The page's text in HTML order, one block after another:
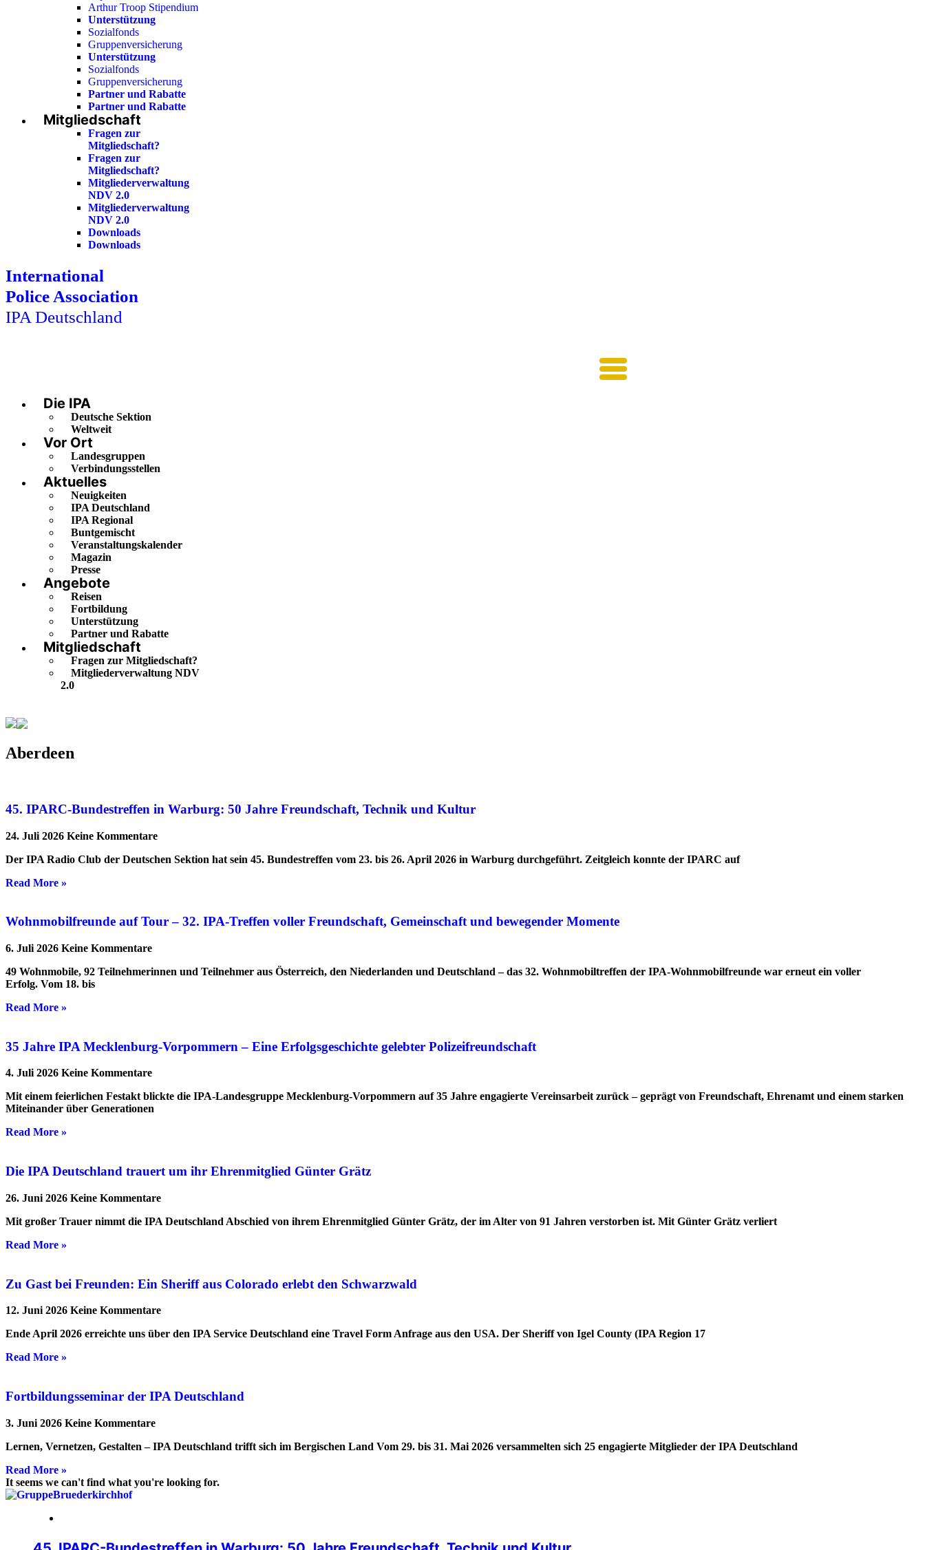
Arthur Troop Stipendium
Unterstützung
Sozialfonds
Gruppenversicherung
Unterstützung
Sozialfonds
Gruppenversicherung
Partner und Rabatte
Partner und Rabatte
Mitgliedschaft
Fragen zur
Mitgliedschaft?
Fragen zur
Mitgliedschaft?
Mitgliederverwaltung
NDV 2.0
Mitgliederverwaltung
NDV 2.0
Downloads
Downloads
International
Police Association
IPA Deutschland
Main
Menu
Die IPA
Deutsche Sektion
Weltweit
Vor Ort
Landesgruppen
Verbindungsstellen
Aktuelles
Neuigkeiten
IPA Deutschland
IPA Regional
Buntgemischt
Veranstaltungskalender
Magazin
Presse
Angebote
Reisen
Fortbildung
Unterstützung
Partner und Rabatte
Mitgliedschaft
Fragen zur Mitgliedschaft?
Mitgliederverwaltung NDV
2.0
Aberdeen
45. IPARC-Bundestreffen in Warburg: 50 Jahre Freundschaft, Technik und Kultur
24. Juli 2026 Keine Kommentare
Der IPA Radio Club der Deutschen Sektion hat sein 45. Bundestreffen vom 23. bis 26. April 2026 in Warburg durchgeführt. Zeitgleich konnte der IPARC auf
Read More »
Wohnmobilfreunde auf Tour – 32. IPA-Treffen voller Freundschaft, Gemeinschaft und bewegender Momente
6. Juli 2026 Keine Kommentare
49 Wohnmobile, 92 Teilnehmerinnen und Teilnehmer aus Österreich, den Niederlanden und Deutschland – das 32. Wohnmobiltreffen der IPA-Wohnmobilfreunde war erneut ein voller
Erfolg. Vom 18. bis
Read More »
35 Jahre IPA Mecklenburg-Vorpommern – Eine Erfolgsgeschichte gelebter Polizeifreundschaft
4. Juli 2026 Keine Kommentare
Mit einem feierlichen Festakt blickte die IPA-Landesgruppe Mecklenburg-Vorpommern auf 35 Jahre engagierte Vereinsarbeit zurück – geprägt von Freundschaft, Ehrenamt und einem starken
Miteinander über Generationen
Read More »
Die IPA Deutschland trauert um ihr Ehrenmitglied Günter Grätz
26. Juni 2026 Keine Kommentare
Mit großer Trauer nimmt die IPA Deutschland Abschied von ihrem Ehrenmitglied Günter Grätz, der im Alter von 91 Jahren verstorben ist. Mit Günter Grätz verliert
Read More »
Zu Gast bei Freunden: Ein Sheriff aus Colorado erlebt den Schwarzwald
12. Juni 2026 Keine Kommentare
Ende April 2026 erreichte uns über den IPA Service Deutschland eine Travel Form Anfrage aus den USA. Der Sheriff von Igel County (IPA Region 17
Read More »
Fortbildungsseminar der IPA Deutschland
3. Juni 2026 Keine Kommentare
Lernen, Vernetzen, Gestalten – IPA Deutschland trifft sich im Bergischen Land Vom 29. bis 31. Mai 2026 versammelten sich 25 engagierte Mitglieder der IPA Deutschland
Read More »
It seems we can't find what you're looking for.